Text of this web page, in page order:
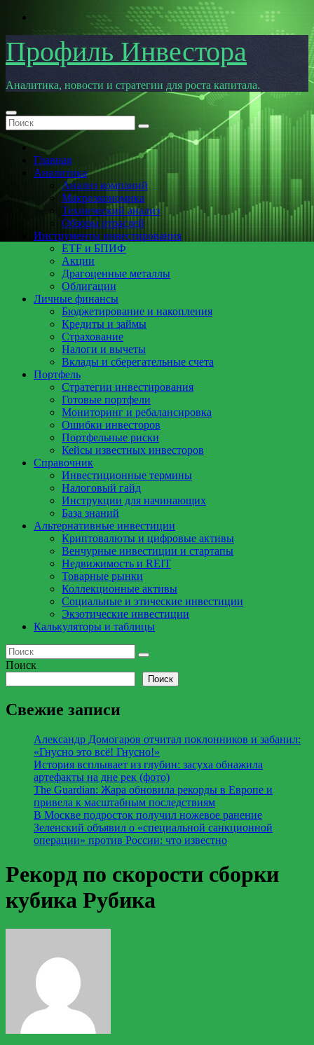
Перейти
содержимому
Профиль Инвестора
Аналитика, новости и стратегии для роста капитала.
Главная
Аналитика
Анализ компаний
Макроэкономика
Технический анализ
Обзоры отраслей
Инструменты инвестирования
ETF и БПИФ
Акции
Драгоценные металлы
Облигации
Личные финансы
Бюджетирование и накопления
Кредиты и займы
Страхование
Налоги и вычеты
Вклады и сберегательные счета
Портфель
Стратегии инвестирования
Готовые портфели
Мониторинг и ребалансировка
Ошибки инвесторов
Портфельные риски
Кейсы известных инвесторов
Справочник
Инвестиционные термины
Налоговый гайд
Инструкции для начинающих
База знаний
Альтернативные инвестиции
Криптовалюты и цифровые активы
Венчурные инвестиции и стартапы
Недвижимость и REIT
Товарные рынки
Коллекционные активы
Социальные и этические инвестиции
Экзотические инвестиции
Калькуляторы и таблицы
Поиск
Поиск
Свежие записи
Александр Домогаров отчитал поклонников и забанил:
«Гнусно это всё! Гнусно!»
История всплывает из глубин: засуха обнажила
артефакты на дне рек (фото)
The Guardian: Жара обновила рекорды в Европе и
привела к масштабным последствиям
В Москве подросток получил ножевое ранение
Зеленский объявил о «специальной санкционной
операции» против России: что известно
Рекорд по скорости сборки
кубика Рубика